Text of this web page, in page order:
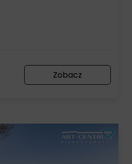
Zobacz